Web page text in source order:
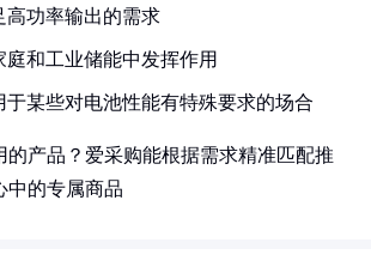
高功率输出的需求
和工业储能中发挥作用
于某些对电池性能有特殊要求的场合
的产品？爱采购能根据需求精准匹配推
中的专属商品